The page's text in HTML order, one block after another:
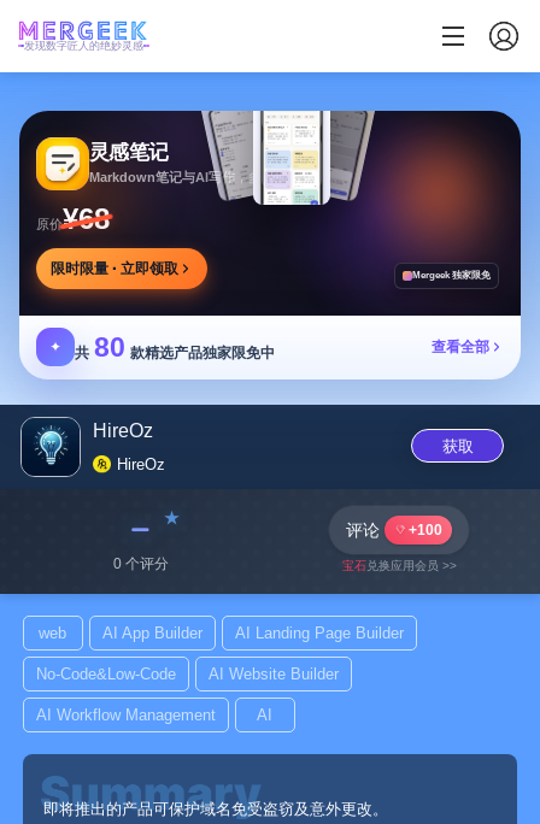
发现数字匠人的绝妙灵感
灵感笔记
Markdown笔记与AI写作，多方式整理同步笔记
原价¥68
限时限量 · 立即领取 Mergeek 独家限免
✦ 共 80 款精选产品独家限免中 查看全部
HireOz
HireOz
获取
﹣
0 个评分
评论 +100
宝石兑换应用会员 >>
web AI App Builder AI Landing Page Builder
No-Code&Low-Code AI Website Builder
AI Workflow Management AI
即将推出的产品可保护域名免受盗窃及意外更改。